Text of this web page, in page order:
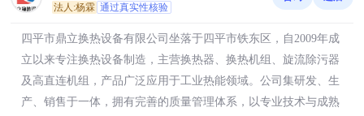
法人:杨霖 通过真实性核验
四平市鼎立换热设备有限公司坐落于四平市铁东区，自2009年成
立以来专注换热设备制造，主营换热器、换热机组、旋流除污器
及高直连机组，产品广泛应用于工业热能领域。公司集研发、生
产、销售于一体，拥有完善的质量管理体系，以专业技术与成熟